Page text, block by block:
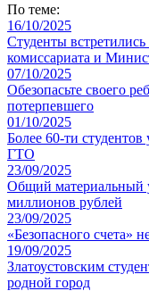
По теме:
16/10/2025
Студенты
комиссариата и
07/10/2025
Обезопасьте своего
потерпевшего
01/10/2025
Более 60-ти
ГТО
23/09/2025
Общий материальный
миллионов рублей
23/09/2025
«Безопасного счета»
19/09/2025
Златоустовским
родной город